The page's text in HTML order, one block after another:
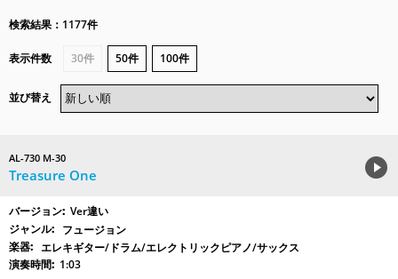
検索結果：1177件
表示件数 30件 50件 100件
並び替え
AL-730 M-30
Treasure One
Ver違い
フュージョン
エレキギター/ドラム/エレクトリックピアノ/サックス
1:03